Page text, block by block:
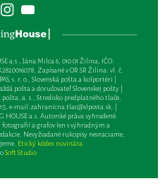
a.s., Jána Milca 6, 010 01 Žilina, IČO:
Zapísané v OR SR Žilina: vl. č.
s. r. o., Slovenská pošta a kolportéri |
pošta a doručovateľ Slovenskej pošty |
a. s., Stredisko predplatného tlače,
e-mail:zahranicna.tlac@slposta.sk. |
HOUSE a.s. Autorské práva vyhradené.
a grafov len s výhradným a
Nevyžiadané rukopisy nevraciame,
Etický kódex novinára
Soft Studio